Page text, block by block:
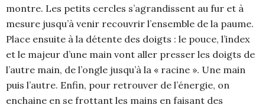
montre. Les petits cercles s’agrandissent au fur et à
mesure jusqu’à venir recouvrir l’ensemble de la paume.
Place ensuite à la détente des doigts : le pouce, l’index
et le majeur d’une main vont aller presser les doigts de
l’autre main, de l’ongle jusqu’à la « racine ». Une main
puis l’autre. Enfin, pour retrouver de l’énergie, on
enchaine en se frottant les mains en faisant des